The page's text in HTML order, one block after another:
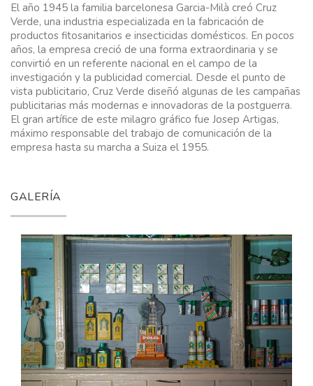
El año 1945 la familia barcelonesa Garcia-Milà creó Cruz
Verde, una industria especializada en la fabricación de
productos fitosanitarios e insecticidas domésticos. En pocos
años, la empresa creció de una forma extraordinaria y se
convirtió en un referente nacional en el campo de la
investigación y la publicidad comercial. Desde el punto de
vista publicitario, Cruz Verde diseñó algunas de les campañas
publicitarias más modernas e innovadoras de la postguerra.
El gran artífice de este milagro gráfico fue Josep Artigas,
máximo responsable del trabajo de comunicación de la
empresa hasta su marcha a Suiza el 1955.
GALERÍA